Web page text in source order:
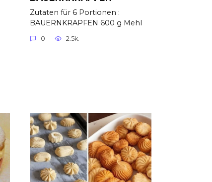
Zutaten für 6 Portionen :
BAUERNKRAPFEN 600 g Mehl
0 2.5k.